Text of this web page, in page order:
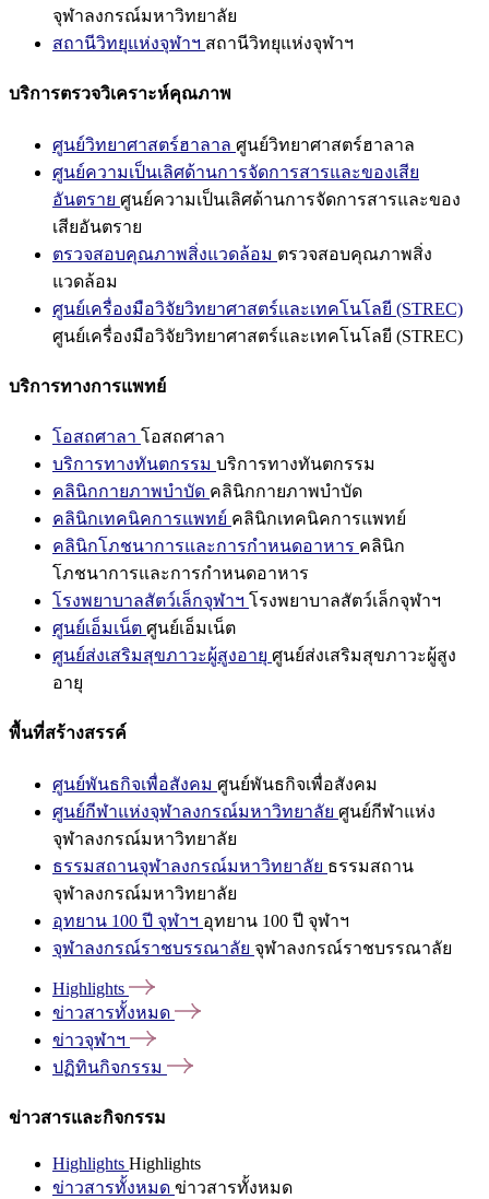
จุฬาลงกรณ์มหาวิทยาลัย
สถานีวิทยุแห่งจุฬาฯ สถานีวิทยุแห่งจุฬาฯ
บริการตรวจวิเคราะห์คุณภาพ
ศูนย์วิทยาศาสตร์ฮาลาล ศูนย์วิทยาศาสตร์ฮาลาล
ศูนย์ความเป็นเลิศด้านการจัดการสารและของเสีย
อันตราย ศูนย์ความเป็นเลิศด้านการจัดการสารและของ
เสียอันตราย
ตรวจสอบคุณภาพสิ่งแวดล้อม ตรวจสอบคุณภาพสิ่ง
แวดล้อม
ศูนย์เครื่องมือวิจัยวิทยาศาสตร์และเทคโนโลยี (STREC)
ศูนย์เครื่องมือวิจัยวิทยาศาสตร์และเทคโนโลยี (STREC)
บริการทางการแพทย์
โอสถศาลา โอสถศาลา
บริการทางทันตกรรม บริการทางทันตกรรม
คลินิกกายภาพบำบัด คลินิกกายภาพบำบัด
คลินิกเทคนิคการแพทย์ คลินิกเทคนิคการแพทย์
คลินิกโภชนาการและการกำหนดอาหาร คลินิก
โภชนาการและการกำหนดอาหาร
โรงพยาบาลสัตว์เล็กจุฬาฯ โรงพยาบาลสัตว์เล็กจุฬาฯ
ศูนย์เอ็มเน็ต ศูนย์เอ็มเน็ต
ศูนย์ส่งเสริมสุขภาวะผู้สูงอายุ ศูนย์ส่งเสริมสุขภาวะผู้สูง
อายุ
พื้นที่สร้างสรรค์
ศูนย์พันธกิจเพื่อสังคม ศูนย์พันธกิจเพื่อสังคม
ศูนย์กีฬาแห่งจุฬาลงกรณ์มหาวิทยาลัย ศูนย์กีฬาแห่ง
จุฬาลงกรณ์มหาวิทยาลัย
ธรรมสถานจุฬาลงกรณ์มหาวิทยาลัย ธรรมสถาน
จุฬาลงกรณ์มหาวิทยาลัย
อุทยาน 100 ปี จุฬาฯ อุทยาน 100 ปี จุฬาฯ
จุฬาลงกรณ์ราชบรรณาลัย จุฬาลงกรณ์ราชบรรณาลัย
Highlights
ข่าวสารทั้งหมด
ข่าวจุฬาฯ
ปฏิทินกิจกรรม
ข่าวสารและกิจกรรม
Highlights Highlights
ข่าวสารทั้งหมด ข่าวสารทั้งหมด